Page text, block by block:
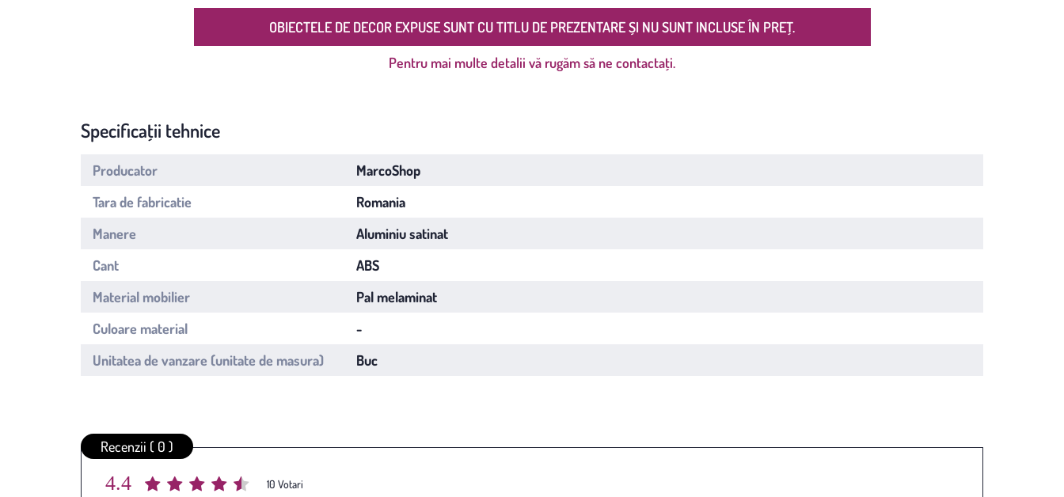
OBIECTELE DE DECOR EXPUSE SUNT CU TITLU DE PREZENTARE ȘI NU SUNT INCLUSE ÎN PREȚ.
Pentru mai multe detalii vă rugăm să ne contactați.
Specificații tehnice
Producator
MarcoShop
Tara de fabricatie
Romania
Manere
Aluminiu satinat
Cant
ABS
Material mobilier
Pal melaminat
Culoare material
-
Unitatea de vanzare (unitate de masura)
Buc
Average rating
4.4 / 5. Vote count:
10
Recenzii ( 0 )